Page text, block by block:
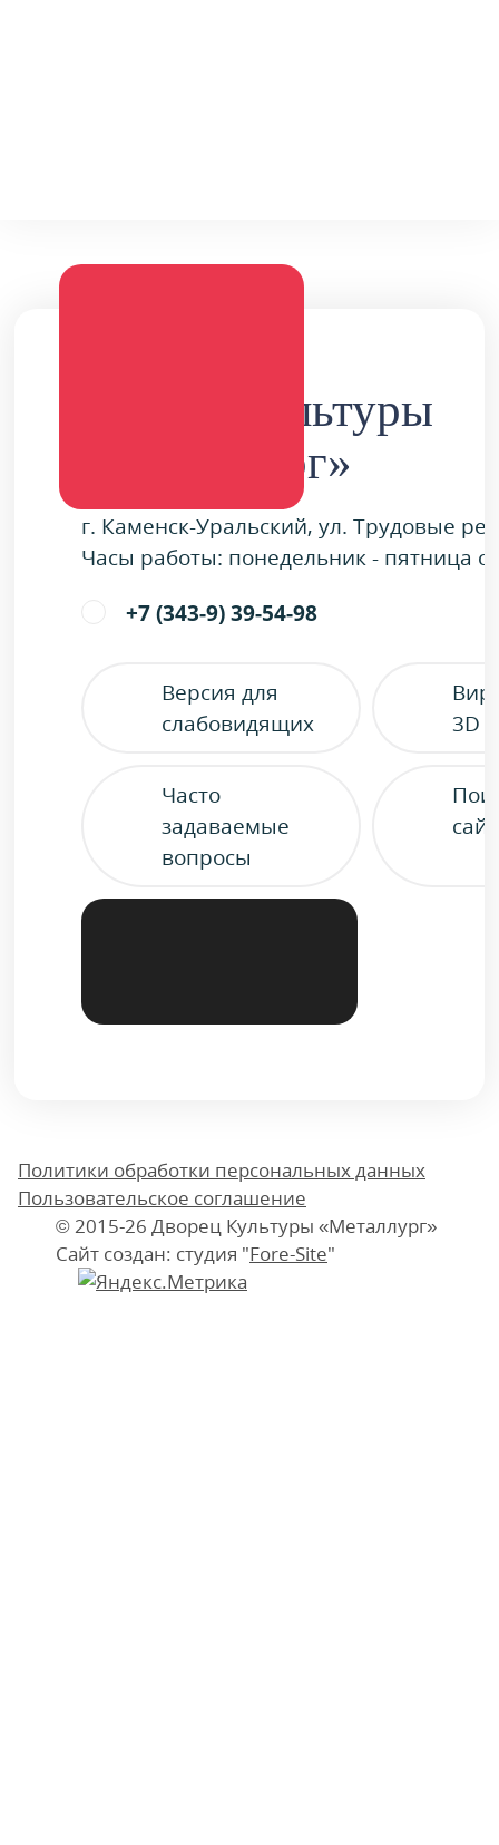
Дворец культуры
«Металлург»
г. Каменск-Уральский, ул. Трудовые
Часы работы: понедельник - пятница с
+7 (343-9) 39-54-98
Версия для
слабовидящих
3D
Часто
задаваемые
вопросы
Политики обработки персональных данных
Пользовательское соглашение
© 2015-26 Дворец Культуры «Металлург»
Сайт создан: студия "Fore-Site"